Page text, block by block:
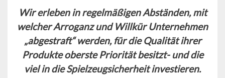
Wir erleben in regelmäßigen Abständen, mit
welcher Arroganz und Willkür Unternehmen
„abgestraft“ werden, für die Qualität ihrer
Produkte oberste Priorität besitzt- und die
viel in die Spielzeugsicherheit investieren.